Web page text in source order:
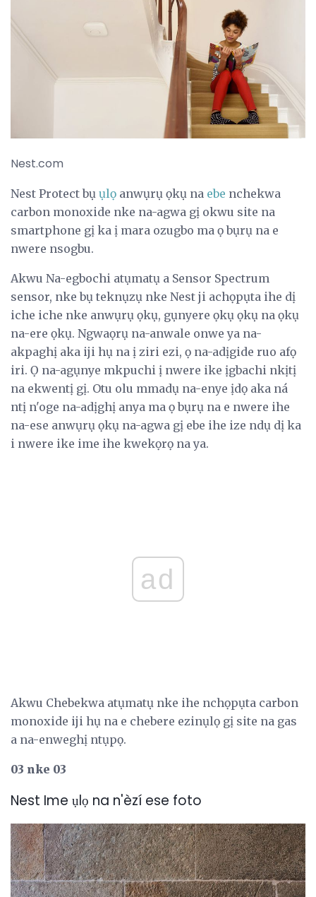
Nest.com
Nest Protect bụ ụlọ anwụrụ ọkụ na ebe nchekwa
carbon monoxide nke na-agwa gị okwu site na
smartphone gị ka ị mara ozugbo ma ọ bụrụ na e
nwere nsogbu.
Akwu Na-egbochi atụmatụ a Sensor Spectrum
sensor, nke bụ teknụzụ nke Nest ji achọpụta ihe dị
iche iche nke anwụrụ ọkụ, gụnyere ọkụ ọkụ na ọkụ
na-ere ọkụ. Ngwaọrụ na-anwale onwe ya na-
akpaghị aka iji hụ na ị ziri ezi, ọ na-adịgide ruo afọ
iri. Ọ na-agụnye mkpuchi ị nwere ike ịgbachi nkịtị
na ekwentị gị. Otu olu mmadụ na-enye ịdọ aka ná
ntị n'oge na-adịghị anya ma ọ bụrụ na e nwere ihe
na-ese anwụrụ ọkụ na-agwa gị ebe ihe ize ndụ dị ka
i nwere ike ime ihe kwekọrọ na ya.
ad
Akwu Chebekwa atụmatụ nke ihe nchọpụta carbon
monoxide iji hụ na e chebere ezinụlọ gị site na gas
a na-enweghị ntụpọ.
03 nke 03
Nest Ime ụlọ na n'èzí ese foto